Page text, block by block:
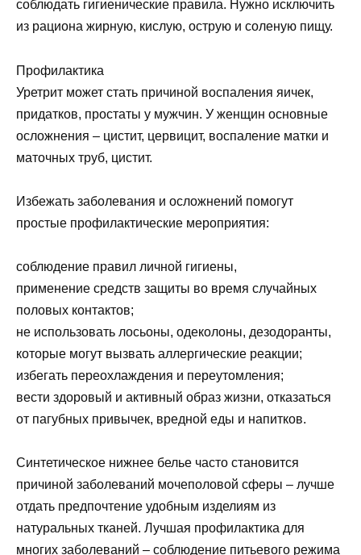
соблюдать гигиенические правила. Нужно исключить
из рациона жирную, кислую, острую и соленую пищу.
Профилактика
Уретрит может стать причиной воспаления яичек,
придатков, простаты у мужчин. У женщин основные
осложнения – цистит, цервицит, воспаление матки и
маточных труб, цистит.
Избежать заболевания и осложнений помогут
простые профилактические мероприятия:
соблюдение правил личной гигиены,
применение средств защиты во время случайных
половых контактов;
не использовать лосьоны, одеколоны, дезодоранты,
которые могут вызвать аллергические реакции;
избегать переохлаждения и переутомления;
вести здоровый и активный образ жизни, отказаться
от пагубных привычек, вредной еды и напитков.
Синтетическое нижнее белье часто становится
причиной заболеваний мочеполовой сферы – лучше
отдать предпочтение удобным изделиям из
натуральных тканей. Лучшая профилактика для
многих заболеваний – соблюдение питьевого режима